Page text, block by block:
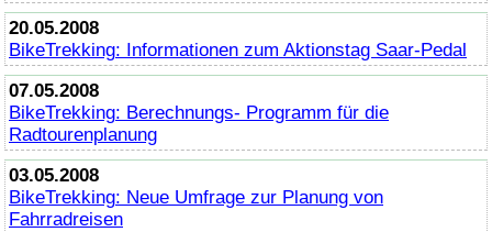
20.05.2008
BikeTrekking: Informationen zum Aktionstag Saar-Pedal
07.05.2008
BikeTrekking: Berechnungs- Programm für die
Radtourenplanung
03.05.2008
BikeTrekking: Neue Umfrage zur Planung von
Fahrradreisen